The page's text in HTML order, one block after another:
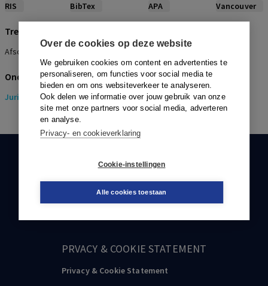
Over de cookies op deze website
We gebruiken cookies om content en advertenties te
personaliseren, om functies voor social media te
bieden en om ons websiteverkeer te analyseren.
Ook delen we informatie over jouw gebruik van onze
site met onze partners voor social media, adverteren
en analyse.
Privacy- en cookieverklaring
Cookie-instellingen
Alle cookies toestaan
RIS BibTex APA Vancouver
Trefwoorden
Afschaffing bonus/malusregeling extramurale AWBZ
Onderwerpen
Juridisch> Gezondheidsrecht
KLANTENSERVICE
088-0301000
klantenservice@boom.nl
PRVACY & COOKIE STATEMENT
Privacy & Cookie Statement